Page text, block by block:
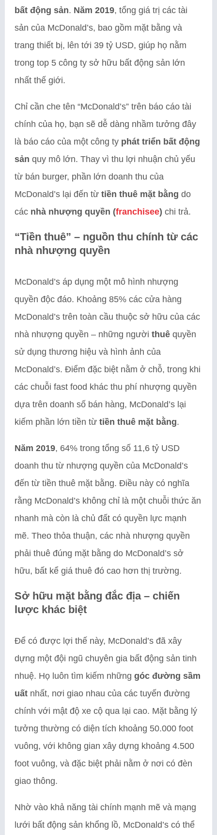
bất động sản. Năm 2019, tổng giá trị các tài
sản của McDonald’s, bao gồm mặt bằng và
trang thiết bị, lên tới 39 tỷ USD, giúp họ nằm
trong top 5 công ty sở hữu bất động sản lớn
nhất thế giới.
Chỉ cần che tên “McDonald’s” trên báo cáo tài
chính của họ, bạn sẽ dễ dàng nhầm tưởng đây
là báo cáo của một công ty phát triển bất động
sản quy mô lớn. Thay vì thu lợi nhuận chủ yếu
từ bán burger, phần lớn doanh thu của
McDonald’s lại đến từ tiền thuê mặt bằng do
các nhà nhượng quyền (franchisee) chi trả.
“Tiền thuê” – nguồn thu chính từ các
nhà nhượng quyền
McDonald’s áp dụng một mô hình nhượng
quyền độc đáo. Khoảng 85% các cửa hàng
McDonald’s trên toàn cầu thuộc sở hữu của các
nhà nhượng quyền – những người thuê quyền
sử dụng thương hiệu và hình ảnh của
McDonald’s. Điểm đặc biệt nằm ở chỗ, trong khi
các chuỗi fast food khác thu phí nhượng quyền
dựa trên doanh số bán hàng, McDonald’s lại
kiếm phần lớn tiền từ tiền thuê mặt bằng.
Năm 2019, 64% trong tổng số 11,6 tỷ USD
doanh thu từ nhượng quyền của McDonald’s
đến từ tiền thuê mặt bằng. Điều này có nghĩa
rằng McDonald’s không chỉ là một chuỗi thức ăn
nhanh mà còn là chủ đất có quyền lực mạnh
mẽ. Theo thỏa thuận, các nhà nhượng quyền
phải thuê đúng mặt bằng do McDonald’s sở
hữu, bất kể giá thuê đó cao hơn thị trường.
Sở hữu mặt bằng đắc địa – chiến
lược khác biệt
Để có được lợi thế này, McDonald’s đã xây
dựng một đội ngũ chuyên gia bất động sản tinh
nhuệ. Họ luôn tìm kiếm những góc đường sầm
uất nhất, nơi giao nhau của các tuyến đường
chính với mật độ xe cộ qua lại cao. Mặt bằng lý
tưởng thường có diện tích khoảng 50.000 foot
vuông, với không gian xây dựng khoảng 4.500
foot vuông, và đặc biệt phải nằm ở nơi có đèn
giao thông.
Nhờ vào khả năng tài chính mạnh mẽ và mạng
lưới bất động sản khổng lồ, McDonald’s có thể